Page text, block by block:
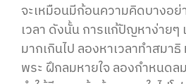
จะเหมือนมีก้อนความคิดบางอย่
เวลา ดังนั้น การแก้ปัญหาง่ายๆ
มากเกินไป ลองหาเวลาทำสมา
พระ ฝึกลมหายใจ ลองกำหนดล